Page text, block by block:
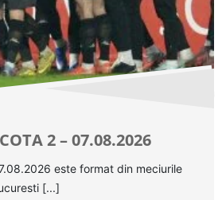
2 – 07.08.2026
este format din meciurile
[...]